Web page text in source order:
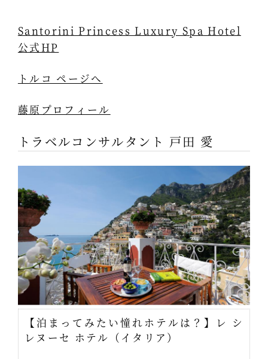
Santorini Princess Luxury Spa Hotel
公式HP
トルコ ページへ
藤原プロフィール
トラベルコンサルタント 戸田 愛
【泊まってみたい憧れホテルは？】レ シ
レヌーセ ホテル（イタリア）